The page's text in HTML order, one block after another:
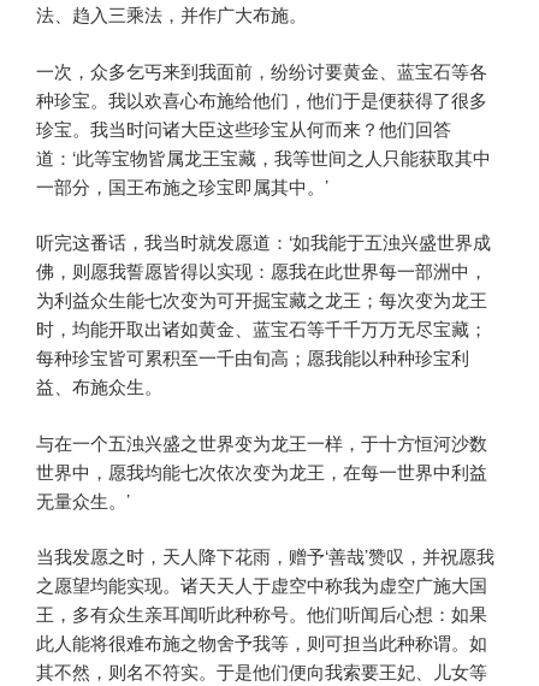
法、趋入三乘法，并作广大布施。
一次，众多乞丐来到我面前，纷纷讨要黄金、蓝宝石等各
种珍宝。我以欢喜心布施给他们，他们于是便获得了很多
珍宝。我当时问诸大臣这些珍宝从何而来？他们回答
道：‘此等宝物皆属龙王宝藏，我等世间之人只能获取其中
一部分，国王布施之珍宝即属其中。’
听完这番话，我当时就发愿道：‘如我能于五浊兴盛世界成
佛，则愿我誓愿皆得以实现：愿我在此世界每一部洲中，
为利益众生能七次变为可开掘宝藏之龙王；每次变为龙王
时，均能开取出诸如黄金、蓝宝石等千千万万无尽宝藏；
每种珍宝皆可累积至一千由旬高；愿我能以种种珍宝利
益、布施众生。
与在一个五浊兴盛之世界变为龙王一样，于十方恒河沙数
世界中，愿我均能七次依次变为龙王，在每一世界中利益
无量众生。’
当我发愿之时，天人降下花雨，赠予‘善哉’赞叹，并祝愿我
之愿望均能实现。诸天天人于虚空中称我为虚空广施大国
王，多有众生亲耳闻听此种称号。他们听闻后心想：如果
此人能将很难布施之物舍予我等，则可担当此种称谓。如
其不然，则名不符实。于是他们便向我索要王妃、儿女等